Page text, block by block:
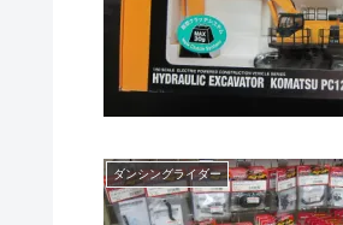
ダンシングライダー